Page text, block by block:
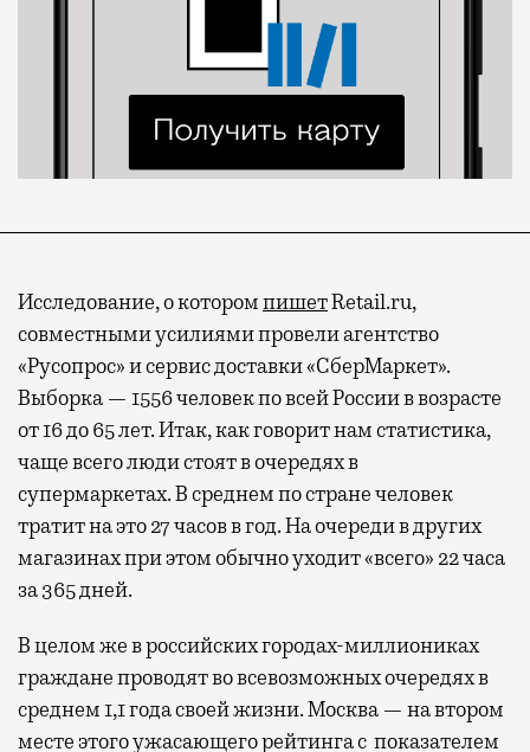
Исследование, о которомпишетRetail.ru,
совместными усилиями провели агентство
«Русопрос» и сервис доставки «СберМаркет».
Выборка — 1556 человек по всей России в возрасте
от 16 до 65 лет. Итак, как говорит нам статистика,
чаще всего люди стоят в очередях в
супермаркетах. В среднем по стране человек
тратит на это 27 часов в год. На очереди в других
магазинах при этом обычно уходит «всего» 22 часа
за 365 дней.
В целом же в российских городах-миллиониках
граждане проводят во всевозможных очередях в
среднем 1,1 года своей жизни. Москва — на втором
месте этого ужасающего рейтинга с показателем